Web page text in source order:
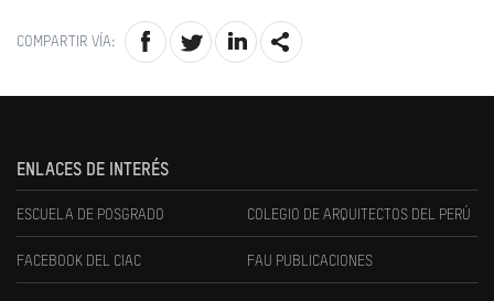
COMPARTIR VÍA:
ENLACES DE INTERÉS
ESCUELA DE POSGRADO COLEGIO DE ARQUITECTOS DEL PERÚ
FACEBOOK DEL CIAC FAU PUBLICACIONES